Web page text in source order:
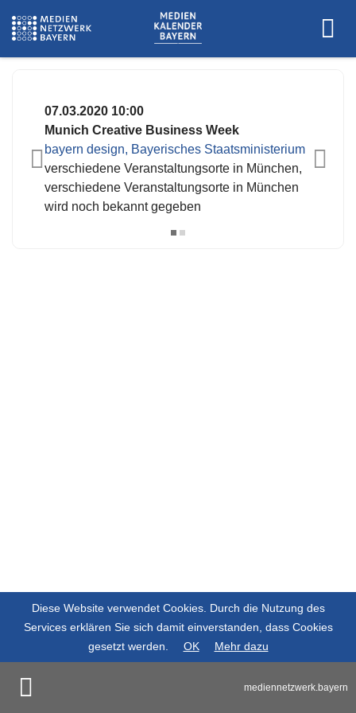
07.03.2020 10:00
Munich Creative Business Week
bayern design, Bayerisches Staatsministerium
verschiedene Veranstaltungsorte in München,
verschiedene Veranstaltungsorte in München
wird noch bekannt gegeben
mediennetzwerk.bayern
Diese Website verwendet Cookies. Durch die Nutzung des
Services erklären Sie sich damit einverstanden, dass Cookies
gesetzt werden.
OK Mehr dazu